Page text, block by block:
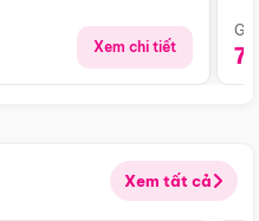
Xem chi tiết
Xem tất cả
Điểm nổi bật